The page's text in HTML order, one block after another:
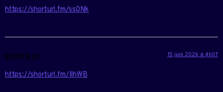
https://shorturl.fm/ss0Nk
Eli1072 dit : 15 juin 2026 à 4h07
https://shorturl.fm/IlhWB